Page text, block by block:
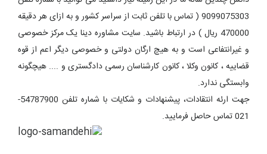
9099075303 ( تماس با تلفن ثابت از سراسر کشور و به ازای هر دقیقه
470000 ریال ) در ارتباط باشید. سایت مشاوره دینا یک مرکز خصوصی
و غیرانتفاعی است و به هیچ ارگان دولتی و خصوصی دیگر اعم از قوه
قضاییه ، کانون وکلا ، کانون کارشناسان رسمی دادگستری و .... هیچگونه
وابستگی ندارد.
جهت ارئه انتقادات، پیشنهادات و شکایات با شماره تلفن 54787900-
021 تماس حاصل فرمایید.